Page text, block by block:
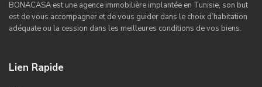
BONACASA est une agence immobilière implantée en Tunisie, son but
est de vous accompagner et de vous guider dans le choix d’habitation
adéquate ou la cession dans les meilleures conditions de vos biens.
Lien Rapide